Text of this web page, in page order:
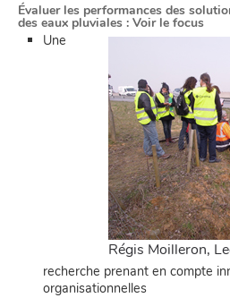
Évaluer les performances des
des eaux pluviales : Voir le focus
Régis Moilleron,
Une
recherche prenant en compte
organisationnelles